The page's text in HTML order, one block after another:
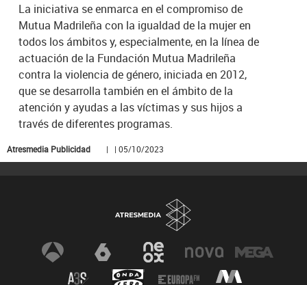
La iniciativa se enmarca en el compromiso de
Mutua Madrileña con la igualdad de la mujer en
todos los ámbitos y, especialmente, en la línea de
actuación de la Fundación Mutua Madrileña
contra la violencia de género, iniciada en 2012,
que se desarrolla también en el ámbito de la
atención y ayudas a las víctimas y sus hijos a
través de diferentes programas.
Atresmedia Publicidad | | 05/10/2023